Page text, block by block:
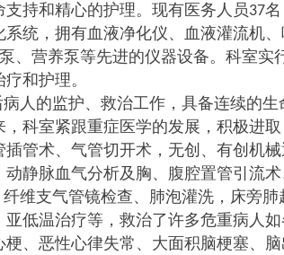
持和精心的护理。现有医务人员37
统，拥有血液净化仪、血液灌流机
、营养泵等先进的仪器设备。科室实
和护理。
人的监护、救治工作，具备连续的
科室紧跟重症医学的发展，积极进
管术、气管切开术，无创、有创机
静脉血气分析及胸、腹腔置管引流
纤维支气管镜检查、肺泡灌洗，床旁
低温治疗等，救治了许多危重病人
、恶性心律失常、大面积脑梗塞、